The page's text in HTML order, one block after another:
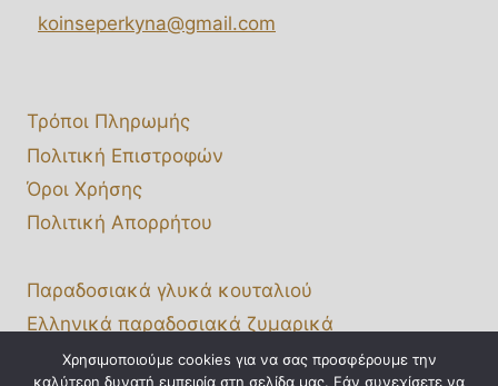
koinseperkyna@gmail.com
Τρόποι Πληρωμής
Πολιτική Επιστροφών
Όροι Χρήσης
Πολιτική Απορρήτου
Παραδοσιακά γλυκά κουταλιού
Ελληνικά παραδοσιακά ζυμαρικά
Χονδρική πώληση
Χρησιμοποιούμε cookies για να σας προσφέρουμε την
καλύτερη δυνατή εμπειρία στη σελίδα μας. Εάν συνεχίσετε να